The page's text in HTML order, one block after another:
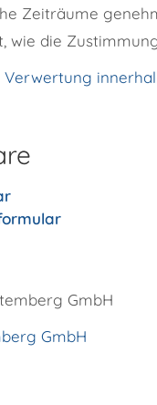
Zeiträume
wie die
GmbH
GmbH